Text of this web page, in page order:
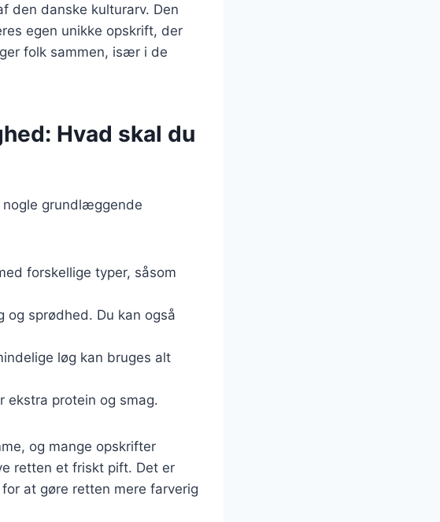
den danske kulturarv. Den
egen unikke opskrift, der
folk sammen, især i de
Hvad skal du
grundlæggende
forskellige typer, såsom
og sprødhed. Du kan også
løg kan bruges alt
ekstra protein og smag.
og mange opskrifter
retten et friskt pift. Det er
at gøre retten mere farverig